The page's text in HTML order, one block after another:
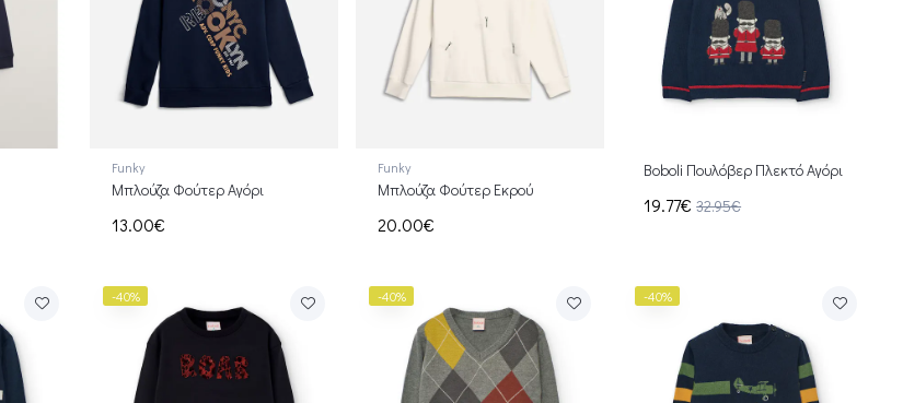
Funky
Μπλούζα Φούτερ Αγόρι
13.00€
Funky
Μπλούζα Φούτερ Εκρού
20.00€
Boboli Πουλόβερ Πλεκτό Αγόρι
19.77€ 32.95€
-40% -40% -40%